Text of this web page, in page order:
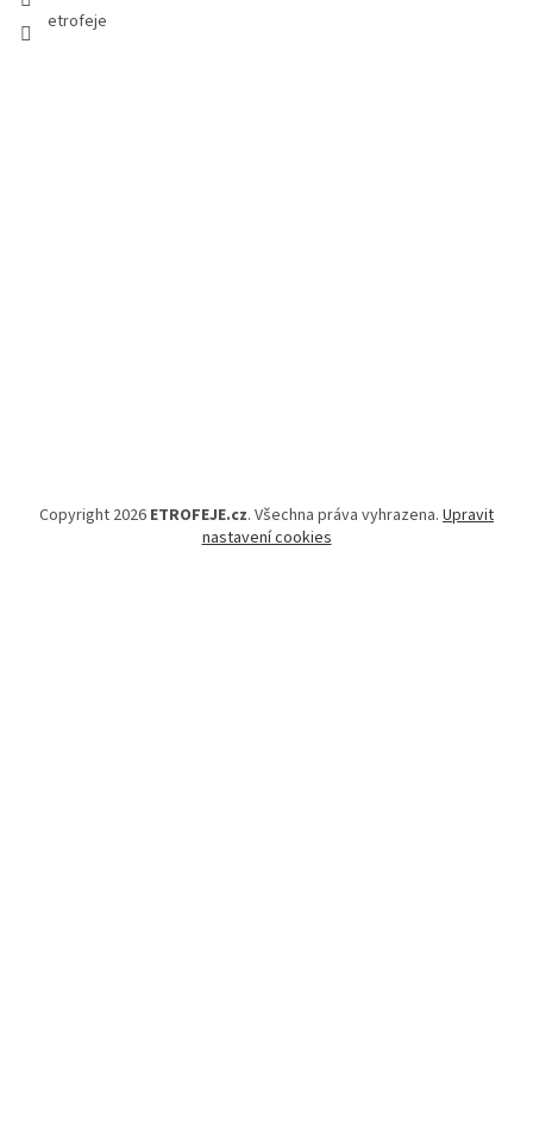
etrofeje
Copyright 2026 ETROFEJE.cz. Všechna práva vyhrazena. Upravit
nastavení cookies